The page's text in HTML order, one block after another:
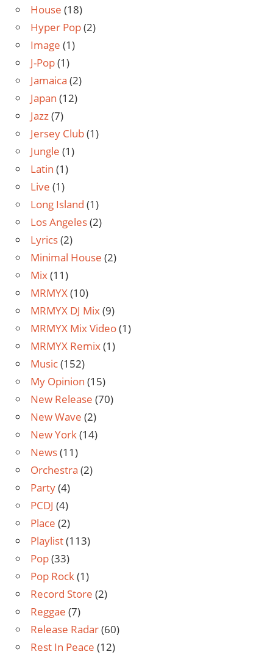
House (18)
Hyper Pop(2)
Image (1)
J-Pop(1)
Jamaica (2)
Japan (12)
Jazz(7)
Jersey Club(1)
Jungle (1)
Latin (1)
Live (1)
Long Island (1)
Los Angeles(2)
Lyrics(2)
Minimal House (2)
Mix(11)
MRMYX(10)
MRMYX DJ Mix(9)
MRMYX Mix Video(1)
MRMYX Remix(1)
Music(152)
My Opinion (15)
New Release (70)
New Wave (2)
New York(14)
News(11)
Orchestra (2)
Party(4)
PCDJ (4)
Place (2)
Playlist(113)
Pop(33)
Pop Rock(1)
Record Store (2)
Reggae (7)
Release Radar(60)
Rest In Peace (12)